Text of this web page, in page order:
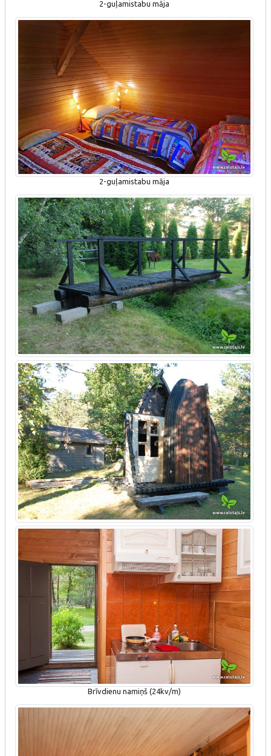
2-guļamistabu māja
2-guļamistabu māja
Brīvdienu namiņš (24kv/m)